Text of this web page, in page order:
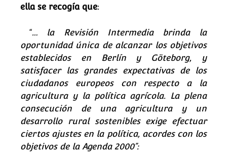
ella se recogía que:
“…
la Revisión Intermedia brinda la
oportunidad única de alcanzar los objetivos
establecidos en Berlín y Göteborg, y
satisfacer las grandes expectativas de los
ciudadanos europeos con respecto a la
agricultura y la política agrícola. La plena
consecución de una agricultura y un
desarrollo rural sostenibles exige efectuar
ciertos ajustes en la política, acordes con los
objetivos de la Agenda 2000”: